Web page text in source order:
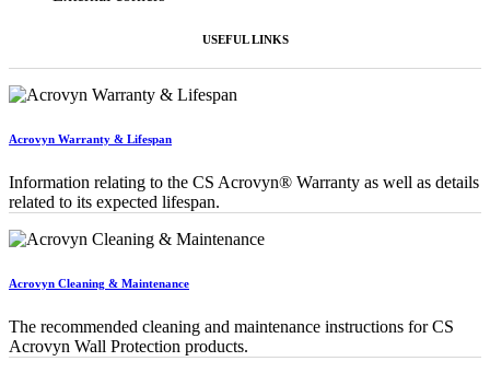
USEFUL LINKS
Acrovyn Warranty & Lifespan
Information relating to the CS Acrovyn® Warranty as well as details
related to its expected lifespan.
Acrovyn Cleaning & Maintenance
The recommended cleaning and maintenance instructions for CS
Acrovyn Wall Protection products.